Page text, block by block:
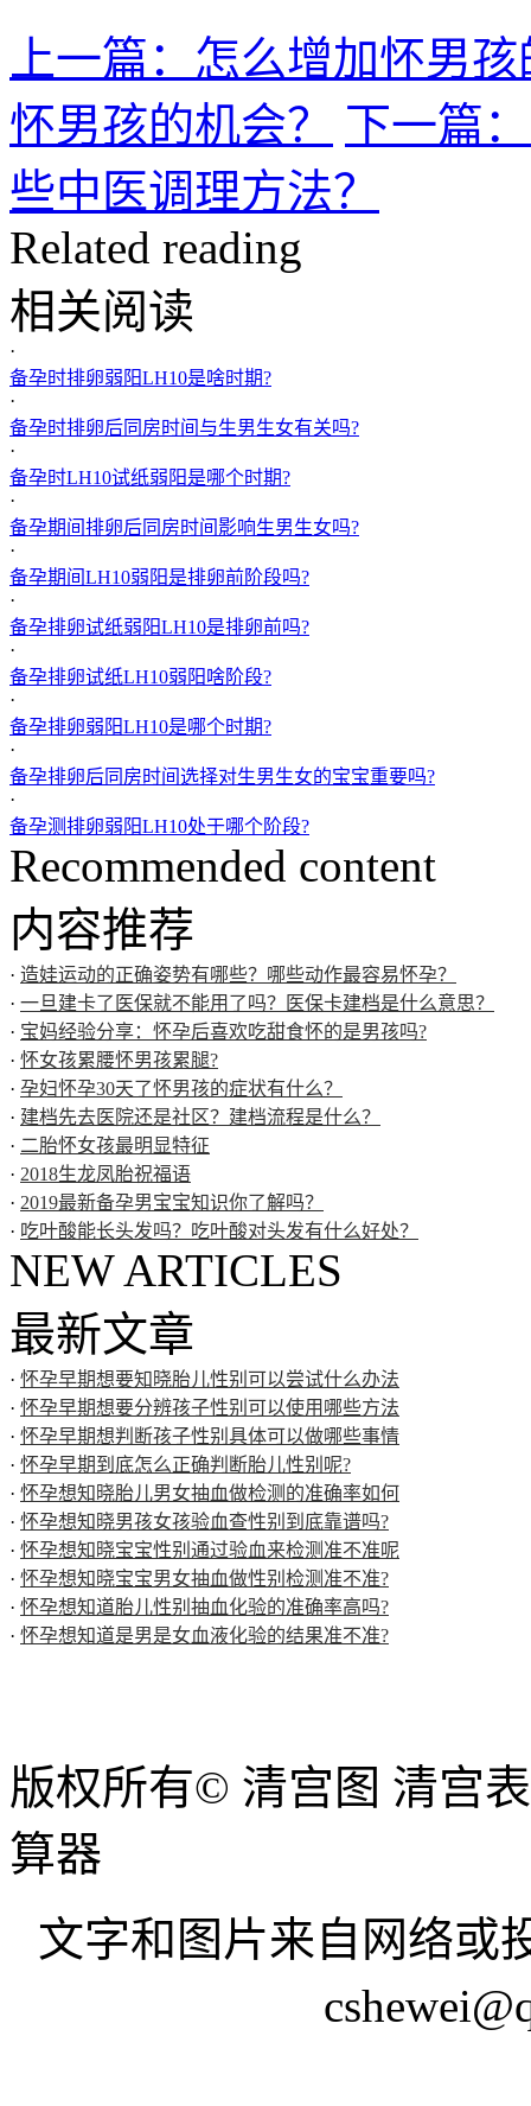
上一篇：怎么增加怀男
怀男孩的机会？
下一篇
些中医调理方法？
Related reading
相关阅读
·
备孕时排卵弱阳LH10是啥时期?
·
备孕时排卵后同房时间与生男生女有关吗?
·
备孕时LH10试纸弱阳是哪个时期?
·
备孕期间排卵后同房时间影响生男生女吗?
·
备孕期间LH10弱阳是排卵前阶段吗?
·
备孕排卵试纸弱阳LH10是排卵前吗?
·
备孕排卵试纸LH10弱阳啥阶段?
·
备孕排卵弱阳LH10是哪个时期?
·
备孕排卵后同房时间选择对生男生女的宝宝重要吗?
·
备孕测排卵弱阳LH10处于哪个阶段?
Recommended content
内容推荐
· 造娃运动的正确姿势有哪些？哪些动作最容易怀孕？
· 一旦建卡了医保就不能用了吗？医保卡建档是什么意思？
· 宝妈经验分享：怀孕后喜欢吃甜食怀的是男孩吗?
· 怀女孩累腰怀男孩累腿?
· 孕妇怀孕30天了怀男孩的症状有什么？
· 建档先去医院还是社区？建档流程是什么？
· 二胎怀女孩最明显特征
· 2018生龙凤胎祝福语
· 2019最新备孕男宝宝知识你了解吗？
· 吃叶酸能长头发吗？吃叶酸对头发有什么好处？
NEW ARTICLES
最新文章
· 怀孕早期想要知晓胎儿性别可以尝试什么办法
· 怀孕早期想要分辨孩子性别可以使用哪些方法
· 怀孕早期想判断孩子性别具体可以做哪些事情
· 怀孕早期到底怎么正确判断胎儿性别呢?
· 怀孕想知晓胎儿男女抽血做检测的准确率如何
· 怀孕想知晓男孩女孩验血查性别到底靠谱吗?
· 怀孕想知晓宝宝性别通过验血来检测准不准呢
· 怀孕想知晓宝宝男女抽血做性别检测准不准?
· 怀孕想知道胎儿性别抽血化验的准确率高吗?
· 怀孕想知道是男是女血液化验的结果准不准?
版权所有© 清宫图 清宫
算器
文字和图片来自网络或